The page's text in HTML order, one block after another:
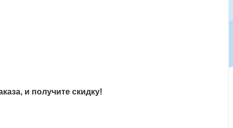
и получите скидку!